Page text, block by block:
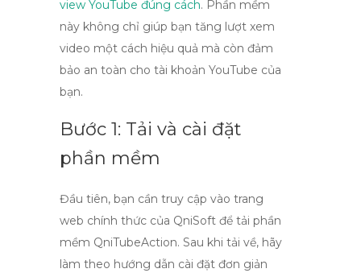
view YouTube đúng cách. Phần mềm
này không chỉ giúp bạn tăng lượt xem
video một cách hiệu quả mà còn đảm
bảo an toàn cho tài khoản YouTube của
bạn.
Bước 1: Tải và cài đặt
phần mềm
Đầu tiên, bạn cần truy cập vào trang
web chính thức của QniSoft để tải phần
mềm QniTubeAction. Sau khi tải về, hãy
làm theo hướng dẫn cài đặt đơn giản